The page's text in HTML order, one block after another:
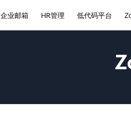
企业邮箱 HR管理 低代码平台